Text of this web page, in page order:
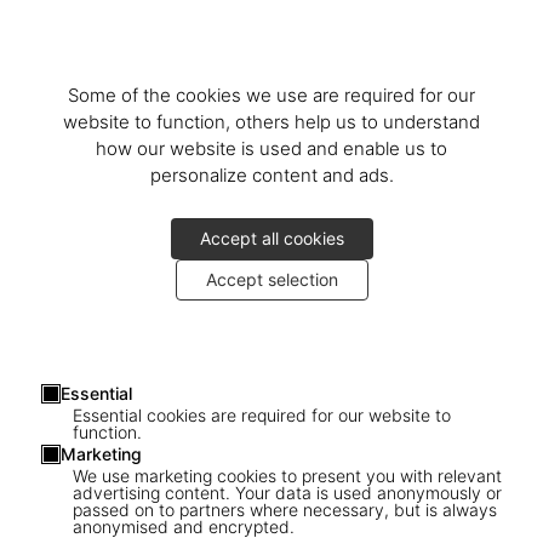
Some of the cookies we use are required for our
website to function, others help us to understand
how our website is used and enable us to
personalize content and ads.
Accept all cookies
Accept selection
Essential
Essential cookies are required for our website to
function.
Marketing
We use marketing cookies to present you with relevant
advertising content. Your data is used anonymously or
passed on to partners where necessary, but is always
anonymised and encrypted.
1/ 17